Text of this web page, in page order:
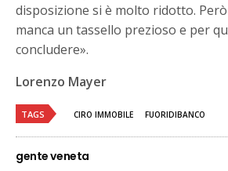
disposizione si è molto ridotto.
manca un tassello prezioso e per
concludere».
Lorenzo Mayer
TAGS CIRO IMMOBILE FUORIDIBANCO
gente veneta